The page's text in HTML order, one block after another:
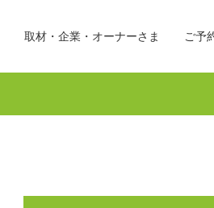
取材・企業・オーナーさま ご予